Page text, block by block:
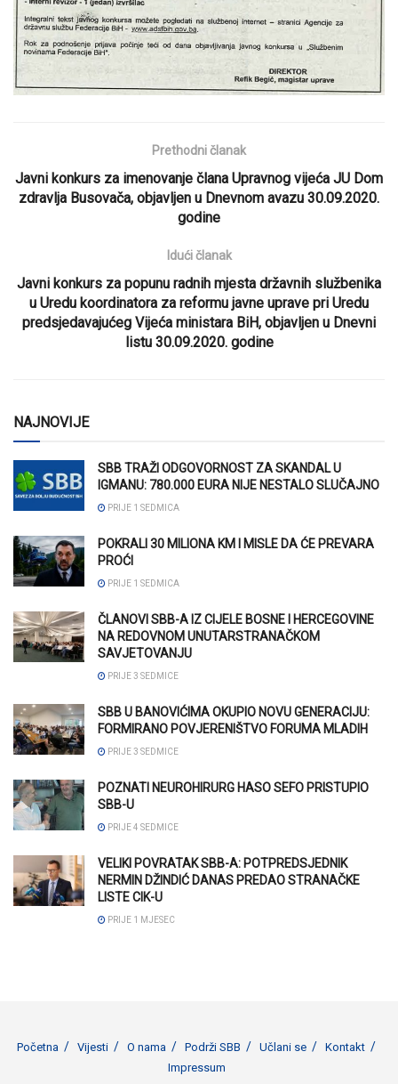
Prethodni članak
Javni konkurs za imenovanje člana Upravnog vijeća JU Dom
zdravlja Busovača, objavljen u Dnevnom avazu 30.09.2020.
godine
Idući članak
Javni konkurs za popunu radnih mjesta državnih službenika
u Uredu koordinatora za reformu javne uprave pri Uredu
predsjedavajućeg Vijeća ministara BiH, objavljen u Dnevni
listu 30.09.2020. godine
NAJNOVIJE
SBB TRAŽI ODGOVORNOST ZA SKANDAL U
IGMANU: 780.000 EURA NIJE NESTALO SLUČAJNO
PRIJE 1 SEDMICA
POKRALI 30 MILIONA KM I MISLE DA ĆE PREVARA
PROĆI
PRIJE 1 SEDMICA
ČLANOVI SBB-A IZ CIJELE BOSNE I HERCEGOVINE
NA REDOVNOM UNUTARSTRANAČKOM
SAVJETOVANJU
PRIJE 3 SEDMICE
SBB U BANOVIĆIMA OKUPIO NOVU GENERACIJU:
FORMIRANO POVJERENIŠTVO FORUMA MLADIH
PRIJE 3 SEDMICE
POZNATI NEUROHIRURG HASO SEFO PRISTUPIO
SBB-U
PRIJE 4 SEDMICE
VELIKI POVRATAK SBB-A: POTPREDSJEDNIK
NERMIN DŽINDIĆ DANAS PREDAO STRANAČKE
LISTE CIK-U
PRIJE 1 MJESEC
Početna Vijesti O nama Podrži SBB Učlani se
Kontakt
Impressum